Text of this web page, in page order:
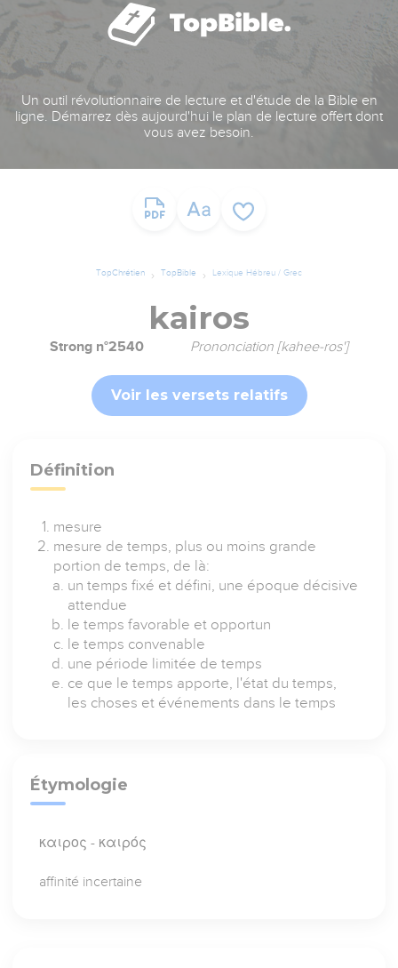
Un outil révolutionnaire de lecture et d'étude de la Bible en
ligne. Démarrez dès aujourd'hui le plan de lecture offert dont
vous avez besoin.
TopChrétien TopBible Lexique Hébreu / Grec
kairos
Strong n°2540 Prononciation [kahee-ros']
Voir les versets relatifs
Définition
mesure
mesure de temps, plus ou moins grande
portion de temps, de là:
un temps fixé et défini, une époque décisive
attendue
le temps favorable et opportun
le temps convenable
une période limitée de temps
ce que le temps apporte, l'état du temps,
les choses et événements dans le temps
Étymologie
καιρος - καιρός
affinité incertaine